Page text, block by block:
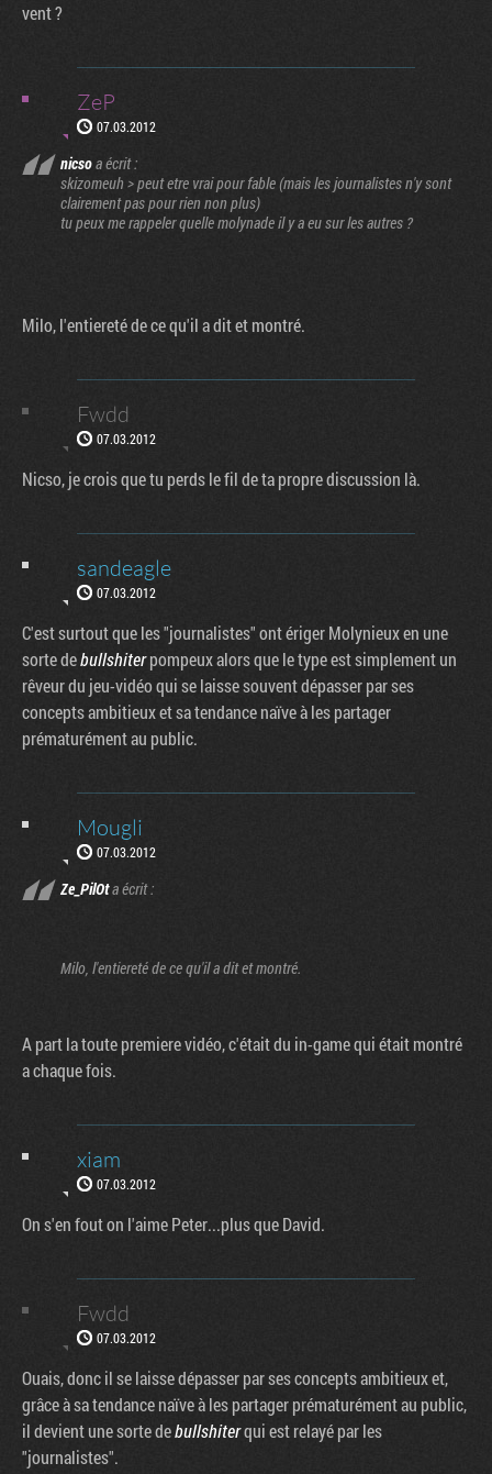
vent ?
ZeP
07.03.2012
nicsoa écrit :
skizomeuh > peut etre vrai pour fable (mais les journalistes n'y sont
clairement pas pour rien non plus)
tu peux me rappeler quelle molynade il y a eu sur les autres ?
Milo, l'entiereté de ce qu'il a dit et montré.
Fwdd
07.03.2012
Nicso, je crois que tu perds le fil de ta propre discussion là.
sandeagle
07.03.2012
C'est surtout que les "journalistes" ont ériger Molynieux en une
sorte debullshiterpompeux alors que le type est simplement un
rêveur du jeu-vidéo qui se laisse souvent dépasser par ses
concepts ambitieux et sa tendance naïve à les partager
prématurément au public.
Mougli
07.03.2012
Ze_PilOta écrit :
Milo, l'entiereté de ce qu'il a dit et montré.
A part la toute premiere vidéo, c'était du in-game qui était montré
a chaque fois.
xiam
07.03.2012
On s'en fout on l'aime Peter...plus que David.
Fwdd
07.03.2012
Ouais, donc il se laisse dépasser par ses concepts ambitieux et,
grâce à sa tendance naïve à les partager prématurément au public,
il devient une sorte debullshiterqui est relayé par les
"journalistes".